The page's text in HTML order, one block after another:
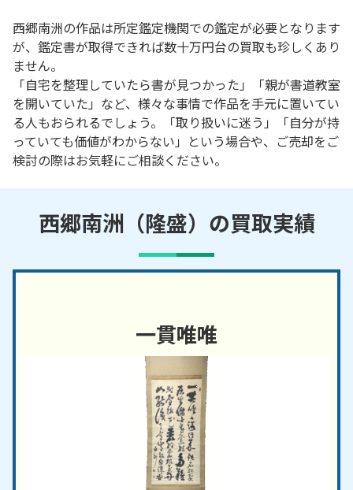
西郷南洲の作品は所定鑑定機関での鑑定が必要となります
が、鑑定書が取得できれば数十万円台の買取も珍しくあり
ません。
「自宅を整理していたら書が見つかった」「親が書道教室
を開いていた」など、様々な事情で作品を手元に置いてい
る人もおられるでしょう。「取り扱いに迷う」「自分が持
っていても価値がわからない」という場合や、ご売却をご
検討の際はお気軽にご相談ください。
西郷南洲（隆盛）の買取実績
一貫唯唯